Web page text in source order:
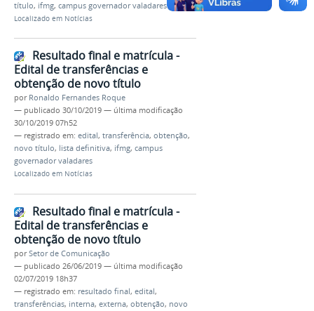
título, ifmg, campus governador valadares
Localizado em Notícias
Resultado final e matrícula -
Edital de transferências e
obtenção de novo título
por Ronaldo Fernandes Roque
— publicado 30/10/2019 — última modificação
30/10/2019 07h52
— registrado em: edital, transferência, obtenção,
novo título, lista definitiva, ifmg, campus
governador valadares
Localizado em Notícias
Resultado final e matrícula -
Edital de transferências e
obtenção de novo título
porSetor de Comunicação
— publicado 26/06/2019 — última modificação
02/07/2019 18h37
— registrado em: resultado final, edital,
transferências, interna, externa, obtenção, novo